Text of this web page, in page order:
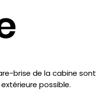
brise de la cabine sont
possible.